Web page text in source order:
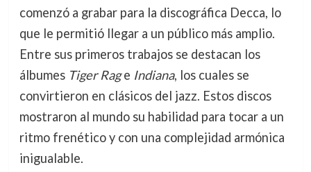
comenzó a grabar para la discográfica Decca, lo
que le permitió llegar a un público más amplio.
Entre sus primeros trabajos se destacan los
álbumes Tiger Rage Indiana, los cuales se
convirtieron en clásicos del jazz. Estos discos
mostraron al mundo su habilidad para tocar a un
ritmo frenético y con una complejidad armónica
inigualable.